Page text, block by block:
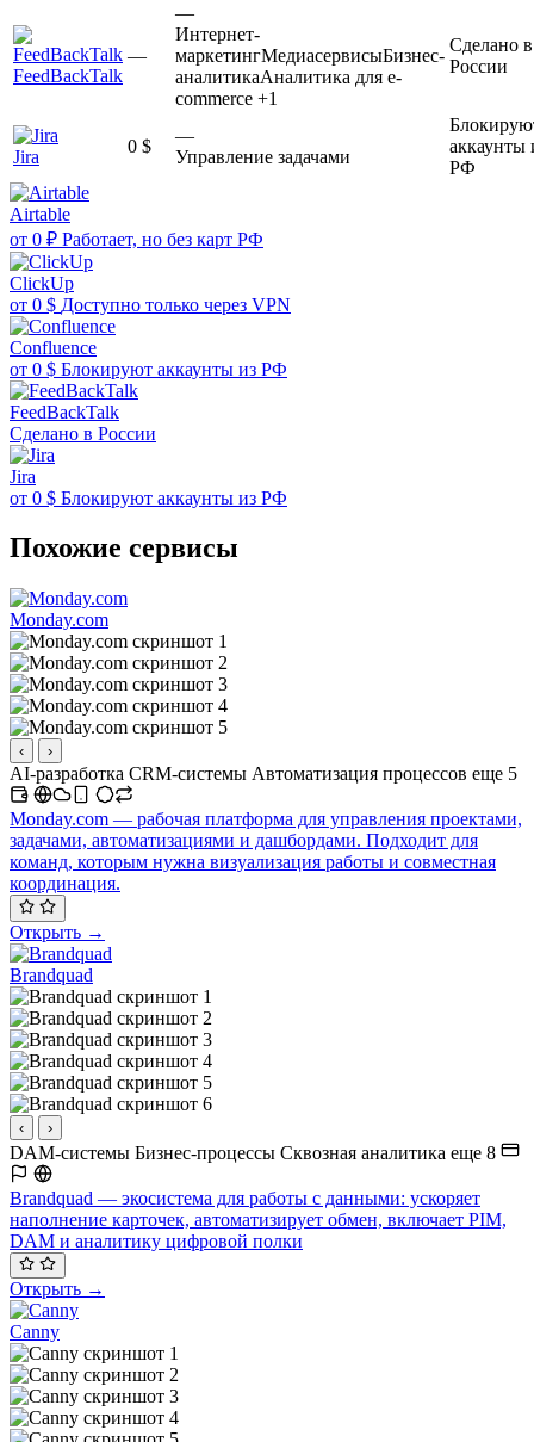
FeedBackTalk
—
—
Интернет-
маркетингМедиасервисыБизнес-
аналитикаАналитика для e-
commerce +1
Сделано в
России
Jira
0 $
—
Управление задачами
аккаунты
РФ
Airtable
от 0 ₽ Работает, но без карт РФ
ClickUp
от 0 $ Доступно только через VPN
Confluence
от 0 $ Блокируют аккаунты из РФ
FeedBackTalk
Сделано в России
Jira
от 0 $ Блокируют аккаунты из РФ
Похожие сервисы
Monday.com
‹ ›
AI-разработка CRM-системы Автоматизация процессов еще 5
Monday.com — рабочая платформа для управления проектами,
задачами, автоматизациями и дашбордами. Подходит для
команд, которым нужна визуализация работы и совместная
координация.
Открыть →
Brandquad
‹ ›
DAM-системы Бизнес-процессы Сквозная аналитика еще 8
Brandquad — экосистема для работы с данными: ускоряет
наполнение карточек, автоматизирует обмен, включает PIM,
DAM и аналитику цифровой полки
Открыть →
Canny